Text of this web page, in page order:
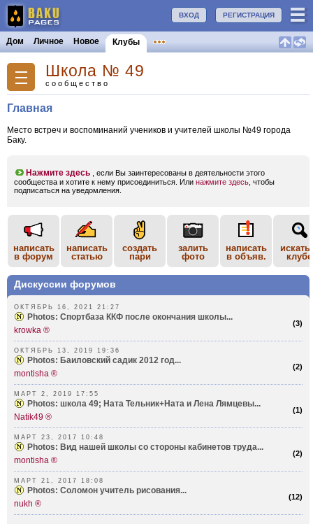
РЕГИСТРАЦИЯ
ВХОД
Дом Личное Новое Клубы
Школа № 49
сообщество
Главная
Место встреч и воспоминаний учеников и учителей школы №49 города
Баку.
Нажмите здесь , если Вы заинтересованы в деятельности этого
сообщества и хотите к нему присоединиться. Или нажмите здесь , чтобы
подписаться на уведомления.
написать
в форум
написать
статью
создать
пари
залить
фото
написать
в объяв.
искать
клубе
Дискуссии форумов
ОКТЯБРЬ 16, 2021 21:27
(3)
Photos: Спортбаза ККФ после окончания школы...
krowka ®
ОКТЯБРЬ 13, 2019 19:36
(2)
Photos: Баиловский садик 2012 год...
montisha ®
МАРТ 2, 2019 17:55
(1)
Photos: школа 49; Ната Тельник+Ната и Лена Лямцевы...
Natik49 ®
МАРТ 23, 2017 10:48
(2)
Photos: Вид нашей школы со стороны кабинетов труда...
montisha ®
МАРТ 21, 2017 18:08
(12)
Photos: Соломон учитель рисования...
nukh ®